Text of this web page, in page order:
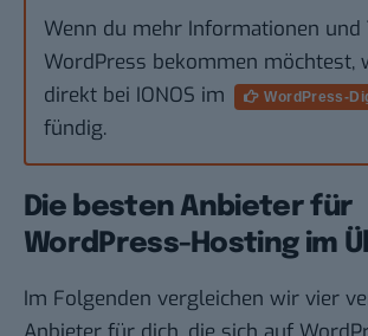
Wenn du mehr Informationen und
WordPress bekommen möchtest,
direkt bei IONOS im
WordPress-
fündig.
Die besten Anbieter für
WordPress-Hosting im
Im Folgenden vergleichen wir vier